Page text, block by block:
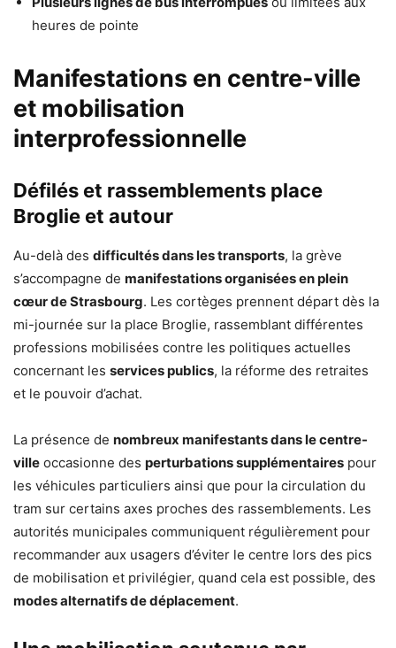
heures de pointe
Manifestations en centre-ville
et mobilisation
interprofessionnelle
Défilés et rassemblements place
Broglie et autour
Au-delà des difficultés dans les transports, la grève
s’accompagne de manifestations organisées en plein
cœur de Strasbourg. Les cortèges prennent départ dès la
mi-journée sur la place Broglie, rassemblant différentes
professions mobilisées contre les politiques actuelles
concernant les services publics, la réforme des retraites
et le pouvoir d’achat.
La présence de nombreux manifestants dans le centre-
ville occasionne des perturbations supplémentaires pour
les véhicules particuliers ainsi que pour la circulation du
tram sur certains axes proches des rassemblements. Les
autorités municipales communiquent régulièrement pour
recommander aux usagers d’éviter le centre lors des pics
de mobilisation et privilégier, quand cela est possible, des
modes alternatifs de déplacement.